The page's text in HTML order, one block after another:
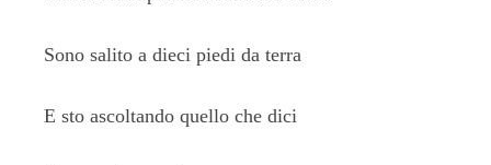
Sono salito a dieci piedi da terra
E sto ascoltando quello che dici